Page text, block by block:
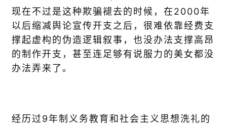
现在不过是这种欺骗褪去的时候，在2000年
以后缩减舆论宣传开支之后，很难依靠经费支
撑起虚构的伪造逻辑叙事，也没办法支撑高昂
的制作开支，甚至连足够有说服力的美女都没
办法弄来了。
经历过9年制义务教育和社会主义思想洗礼的